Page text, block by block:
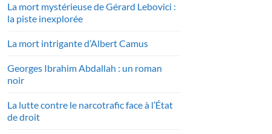
La mort mystérieuse de Gérard Lebovici :
la piste inexplorée
La mort intrigante d’Albert Camus
Georges Ibrahim Abdallah : un roman
noir
La lutte contre le narcotrafic face à l’État
de droit